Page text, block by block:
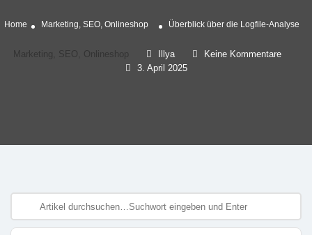
Home Marketing, SEO, Onlineshop Überblick über die Logfile-Analyse
Marketing, SEO, Onlineshop Illya
Keine Kommentare
3. April 2025